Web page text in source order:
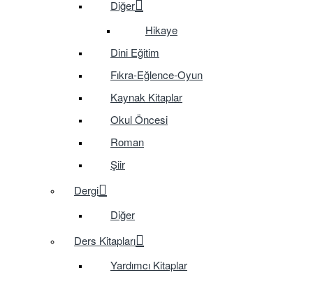
Diğer
Hikaye
Dini Eğitim
Fıkra-Eğlence-Oyun
Kaynak Kitaplar
Okul Öncesi
Roman
Şiir
Dergi
Diğer
Ders Kitapları
Yardımcı Kitaplar